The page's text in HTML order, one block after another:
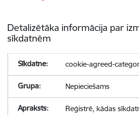
Detalizētāka informācija par
sīkdatnēm
cookie-agreed-
Nepieciešams
Reģistrē, kādas